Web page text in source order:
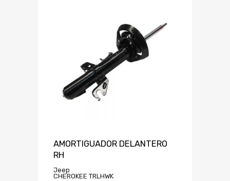
AMORTIGUADOR DELANTERO
RH
Jeep
CHEROKEE TRLHWK